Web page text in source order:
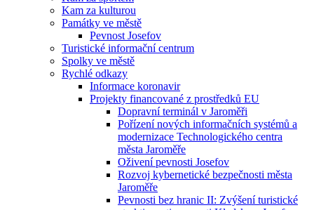
Kam za kulturou
Památky ve městě
Pevnost Josefov
Turistické informační centrum
Spolky ve městě
Rychlé odkazy
Informace koronavir
Projekty financované z prostředků EU
Dopravní terminál v Jaroměři
Pořízení nových informačních systémů a
modernizace Technologického centra
města Jaroměře
Oživení pevnosti Josefov
Rozvoj kybernetické bezpečnosti města
Jaroměře
Pevnosti bez hranic II: Zvýšení turistické